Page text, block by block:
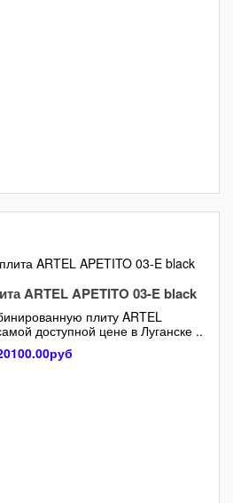
ARTEL APETITO 03-E black
плиту ARTEL
доступной цене в Луганске ..